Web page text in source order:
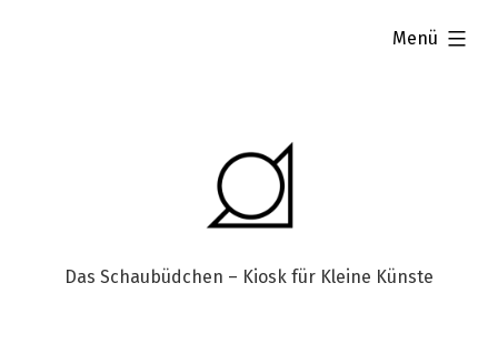
Das Schaubüdchen – Kiosk für Kleine Künste
Menü
aufgeklappt